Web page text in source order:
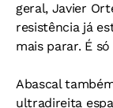
geral, Javier
resistência já
mais parar. É
Abascal
ultradireita